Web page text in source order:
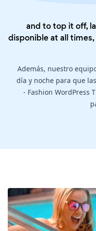
and to top it off,
disponible at all times,
Además, nuestro
día y noche para que
- Fashion WordPress